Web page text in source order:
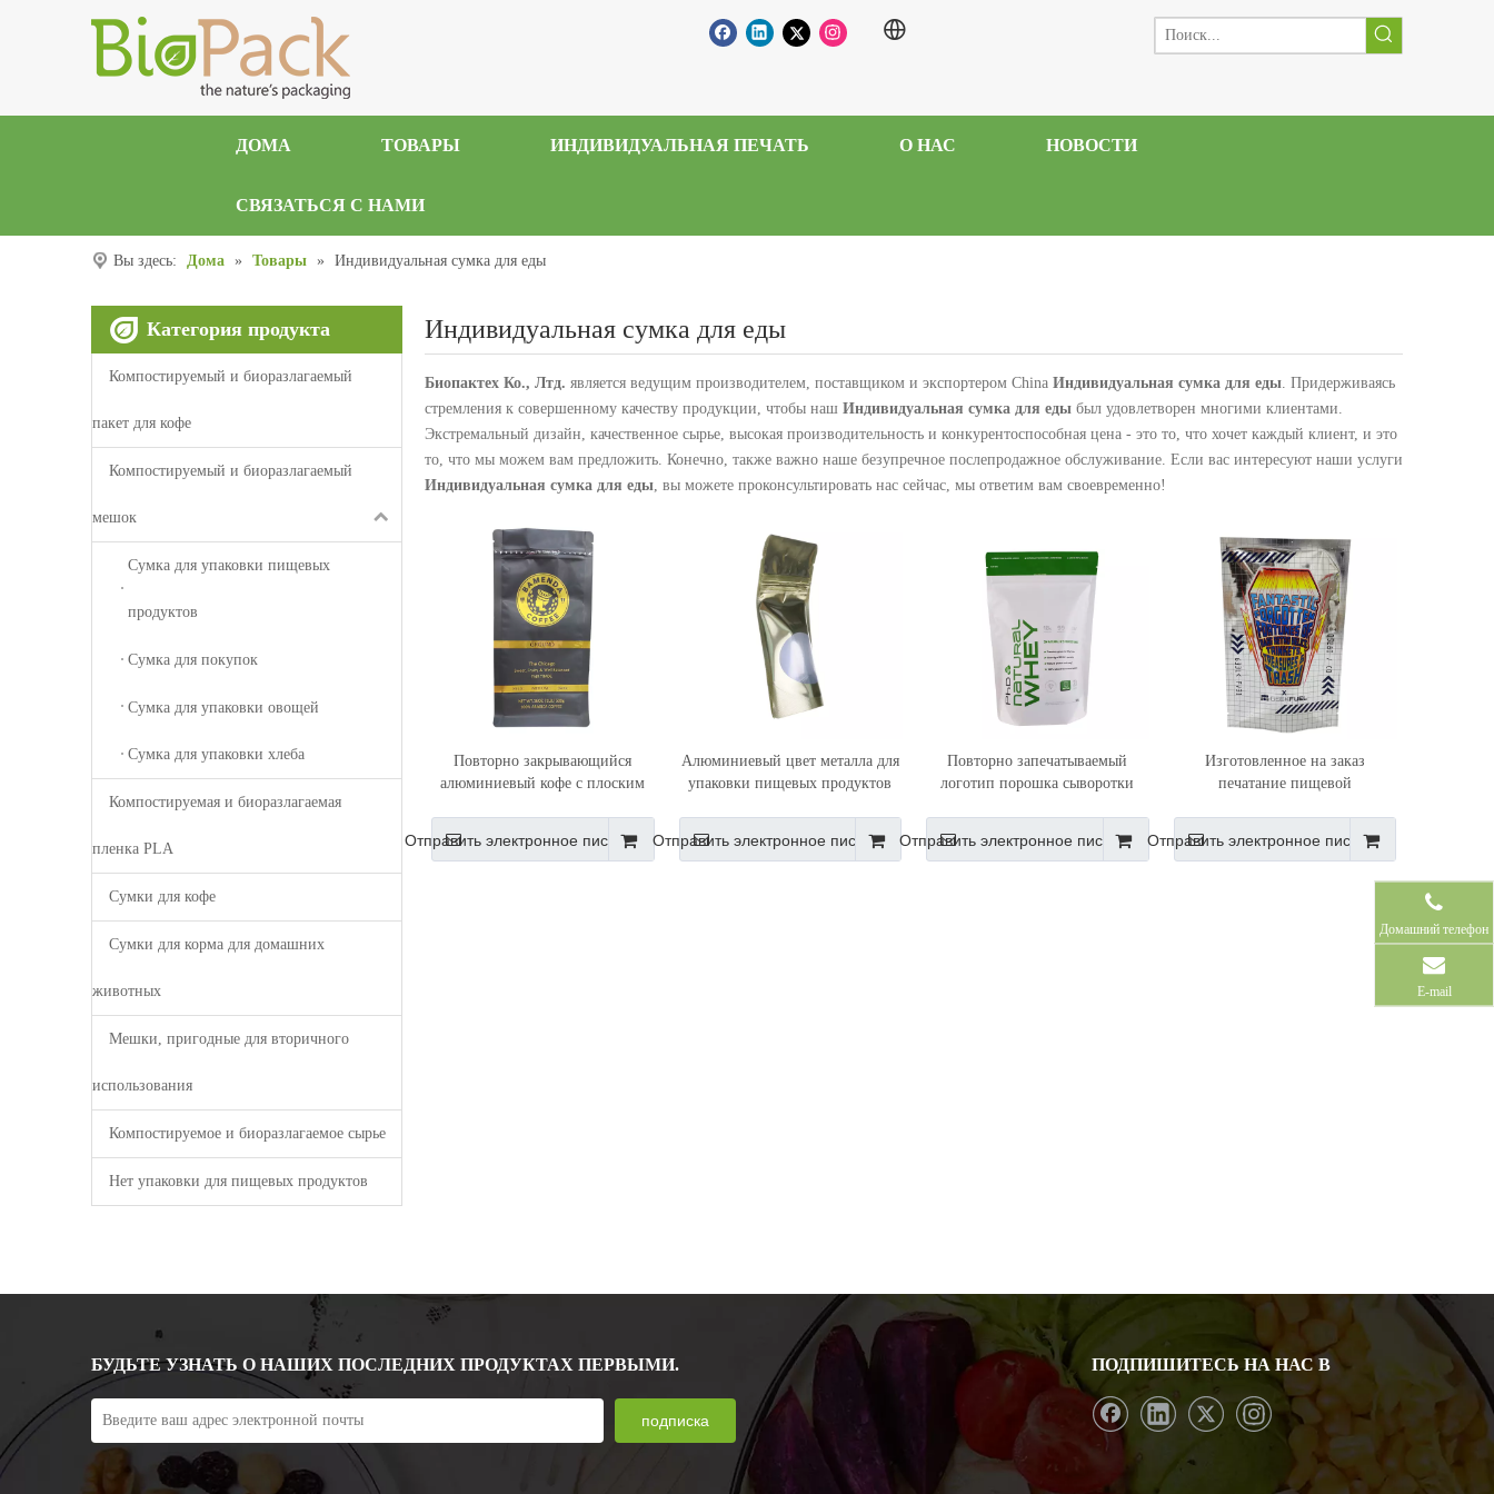
ДОМА ТОВАРЫ ИНДИВИДУАЛЬНАЯ ПЕЧАТЬ О НАС НОВОСТИ
СВЯЗАТЬСЯ С НАМИ
Вы здесь: Дома » Товары » Индивидуальная сумка для еды
Категория продукта
Компостируемый и биоразлагаемый
пакет для кофе
Компостируемый и биоразлагаемый
мешок
Сумка для упаковки пищевых
продуктов
Сумка для покупок
Сумка для упаковки овощей
Сумка для упаковки хлеба
Компостируемая и биоразлагаемая
пленка PLA
Сумки для кофе
Сумки для корма для домашних
животных
Мешки, пригодные для вторичного
использования
Компостируемое и биоразлагаемое сырье
Нет упаковки для пищевых продуктов
Индивидуальная сумка для еды
Биопактех Ко., Лтд. является ведущим производителем, поставщиком и экспортером China Индивидуальная сумка для еды. Придерживаясь
стремления к совершенному качеству продукции, чтобы наш Индивидуальная сумка для еды был удовлетворен многими клиентами.
Экстремальный дизайн, качественное сырье, высокая производительность и конкурентоспособная цена - это то, что хочет каждый клиент, и это
то, что мы можем вам предложить. Конечно, также важно наше безупречное послепродажное обслуживание. Если вас интересуют наши услуги
Индивидуальная сумка для еды, вы можете проконсультировать нас сейчас, мы ответим вам своевременно!
Повторно закрывающийся
алюминиевый кофе с плоским
молнии
Отправить электронное письмо
Алюминиевый цвет металла для
упаковки пищевых продуктов
оптовый поставщик
Отправить электронное письмо
Повторно запечатываемый
логотип порошка сыворотки
гибкой сумки на молнии
Отправить электронное письмо
Изготовленное на заказ
печатание пищевой
ювелирных изделий
Отправить электронное письмо
БУДЬТЕ УЗНАТЬ О НАШИХ ПОСЛЕДНИХ ПРОДУКТАХ ПЕРВЫМИ.
подписка
ПОДПИШИТЕСЬ НА НАС В
Домашний телефон
E-mail